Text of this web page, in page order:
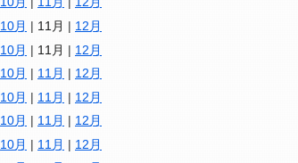
10月 11月
12月
10月 11月
12月
10月 11月
12月
10月 11月
12月
10月 11月
12月
10月 11月
12月